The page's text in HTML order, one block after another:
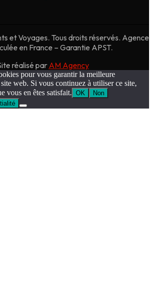
et Voyages. Tous droits réservés. Agence
en France – Garantie APST.
réalisé par AM Agency
pour vous garantir la meilleure
web. Si vous continuez à utiliser ce site,
vous en êtes satisfait. OK
Non